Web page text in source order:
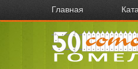
Главная